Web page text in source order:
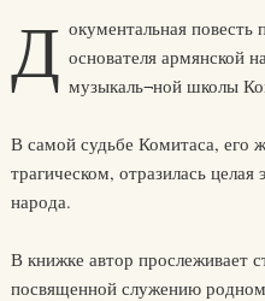
Д окументальная повесть
основателя армянской
музыкаль¬ной школы
В самой судьбе Комитаса, его
трагическом, отразилась
народа.
В книжке автор прослеживает
посвященной служению